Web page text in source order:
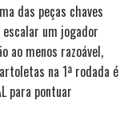
das peças chaves
um jogador
ao menos razoável,
na 1ª rodada é
para pontuar